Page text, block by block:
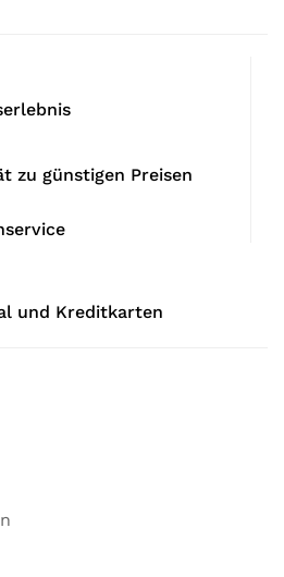
zu günstigen Preisen
und Kreditkarten